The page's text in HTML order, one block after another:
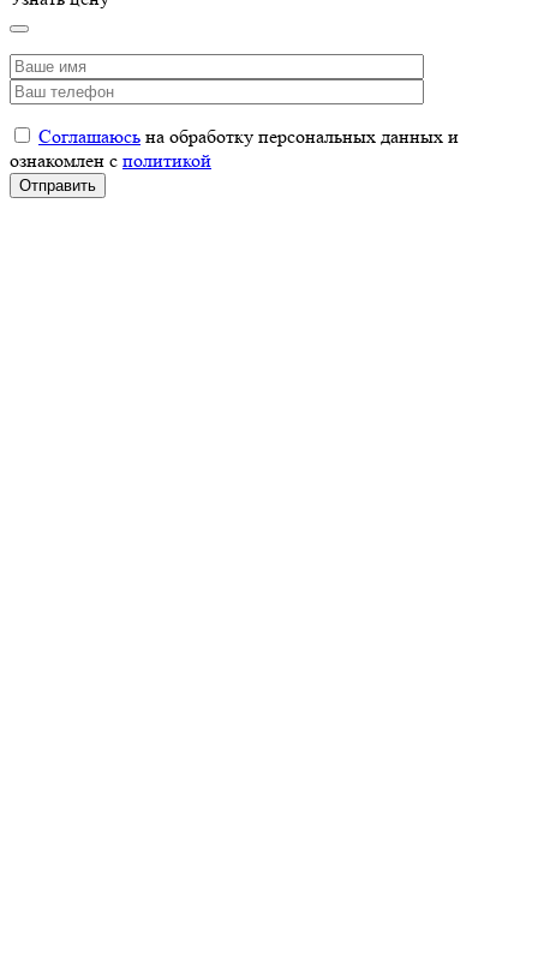
Соглашаюсь на обработку персональных данных и
ознакомлен с политикой